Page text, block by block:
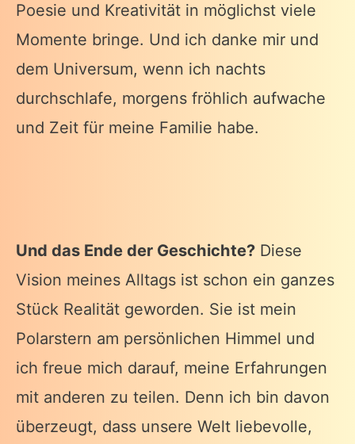
Poesie und Kreativität in möglichst viele
Momente bringe. Und ich danke mir und
dem Universum, wenn ich nachts
durchschlafe, morgens fröhlich aufwache
und Zeit für meine Familie habe.
Und das Ende der Geschichte? Diese
Vision meines Alltags ist schon ein ganzes
Stück Realität geworden. Sie ist mein
Polarstern am persönlichen Himmel und
ich freue mich darauf, meine Erfahrungen
mit anderen zu teilen. Denn ich bin davon
überzeugt, dass unsere Welt liebevolle,